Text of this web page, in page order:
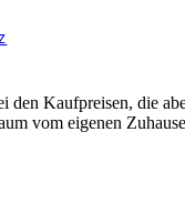
den Kaufpreisen, die
vom eigenen